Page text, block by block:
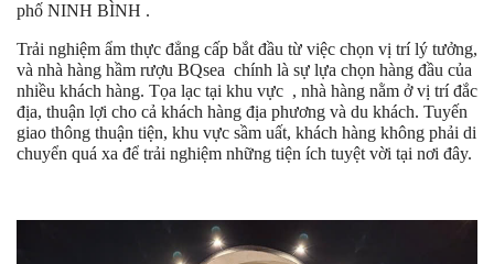
phố NINH BÌNH .
Trải nghiệm ẩm thực đẳng cấp bắt đầu từ việc chọn vị trí lý tưởng,
và nhà hàng hầm rượu BQsea chính là sự lựa chọn hàng đầu của
nhiều khách hàng. Tọa lạc tại khu vực , nhà hàng nằm ở vị trí đắc
địa, thuận lợi cho cả khách hàng địa phương và du khách. Tuyến
giao thông thuận tiện, khu vực sầm uất, khách hàng không phải di
chuyển quá xa để trải nghiệm những tiện ích tuyệt vời tại nơi đây.